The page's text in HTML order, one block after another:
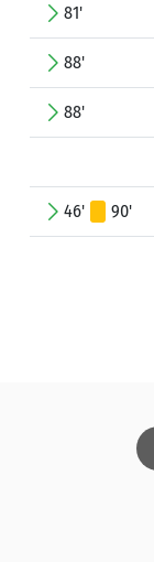
81'
88'
88'
46' 90'